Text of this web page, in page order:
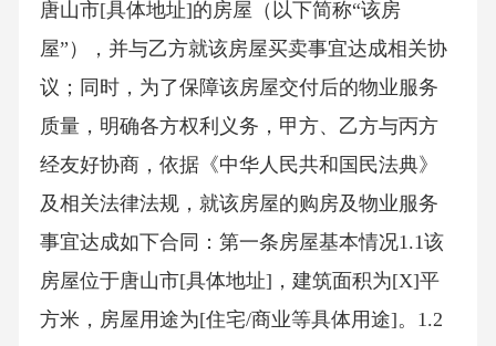
唐山市[具体地址]的房屋（以下简称“该房
屋”），并与乙方就该房屋买卖事宜达成相关协
议；同时，为了保障该房屋交付后的物业服务
质量，明确各方权利义务，甲方、乙方与丙方
经友好协商，依据《中华人民共和国民法典》
及相关法律法规，就该房屋的购房及物业服务
事宜达成如下合同：第一条房屋基本情况1.1该
房屋位于唐山市[具体地址]，建筑面积为[X]平
方米，房屋用途为[住宅/商业等具体用途]。1.2